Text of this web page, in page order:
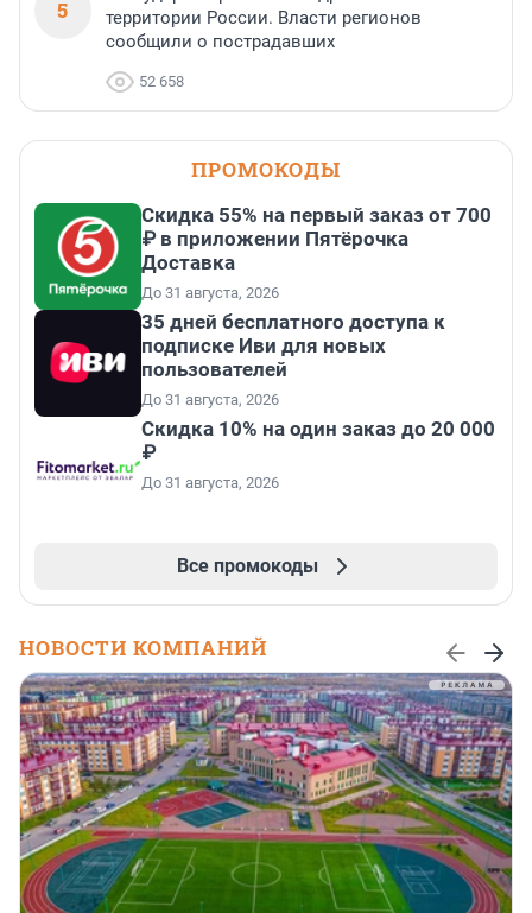
5
территории России. Власти регионов
сообщили о пострадавших
52 658
ПРОМОКОДЫ
Скидка 55% на первый заказ от 700
₽ в приложении Пятёрочка
Доставка
До 31 августа, 2026
35 дней бесплатного доступа к
подписке Иви для новых
пользователей
До 31 августа, 2026
Скидка 10% на один заказ до 20 000
₽
До 31 августа, 2026
Все промокоды
НОВОСТИ КОМПАНИЙ